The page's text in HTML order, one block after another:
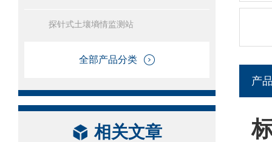
探针式土壤墒情监测站
全部产品分类
相关文章
产